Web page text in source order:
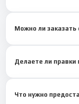
уверены в качестве.
Можно ли
напишите — найдём
Делаете ли правки
преподавателя. 😊
Что нужно